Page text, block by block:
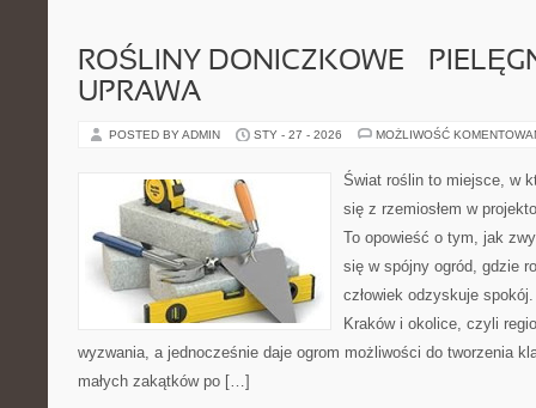
ROŚLINY DONICZKOWE –
UPRAWA
POSTED BY ADMIN STY - 27 - 2026 MOŻLIWOŚĆ
Świat roślin to miejsce, w
się z rzemiosłem w
To opowieść o tym, jak
się w spójny ogród, gdzie
człowiek odzyskuje
Kraków i okolice, czyli
wyzwania, a jednocześnie daje ogrom możliwości do tworzenia
małych zakątków po […]